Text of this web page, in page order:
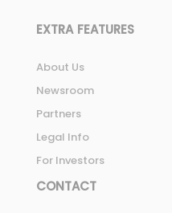
EXTRA FEATURES
About Us
Newsroom
Partners
Legal Info
For Investors
CONTACT